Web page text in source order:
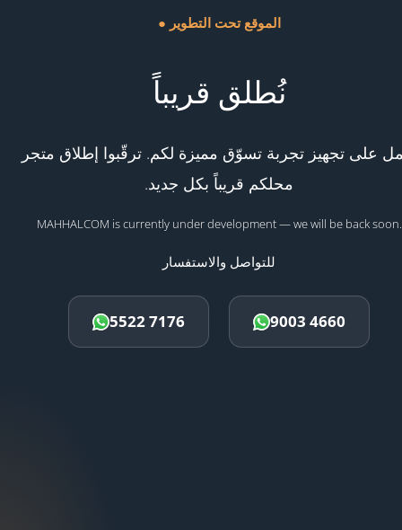
● الموقع تحت التطوير
نُطلق قريباً
على تجهيز تجربة تسوّق مميزة لكم. ترقّبوا إطلاق متجر
محلكم قريباً بكل جديد.
MAHHALCOM is currently under development — we will be back soon.
للتواصل والاستفسار
5522 7176 9003 4660